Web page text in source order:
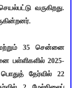
வருகிறது.
35 சென்னை
பள்ளிகளில் 2025-
தேர்வில் 22